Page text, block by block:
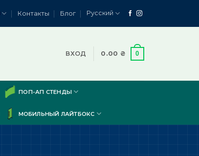
Контакты Блог Русский
ВХОД 0.00 ₴ 0
ПОП-АП СТЕНДЫ
МОБИЛЬНЫЙ ЛАЙТБОКС